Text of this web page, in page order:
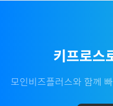
키프로스
모인비즈플러스와 함께